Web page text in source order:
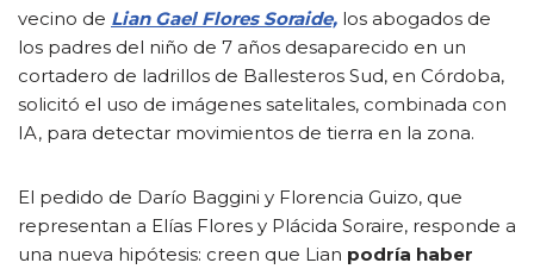
vecino de Lian Gael Flores Soraide, los abogados de
los padres del niño de 7 años desaparecido en un
cortadero de ladrillos de Ballesteros Sud, en Córdoba,
solicitó el uso de imágenes satelitales, combinada con
IA, para detectar movimientos de tierra en la zona.
El pedido de Darío Baggini y Florencia Guizo, que
representan a Elías Flores y Plácida Soraire, responde a
una nueva hipótesis: creen que Lian podría haber